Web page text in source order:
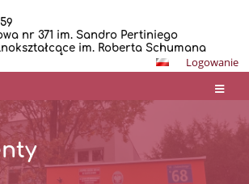
nr 371 im. Sandro Pertiniego
im. Roberta Schumana
Logowanie